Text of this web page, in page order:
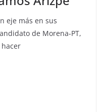
eje más en sus
de Morena-PT,